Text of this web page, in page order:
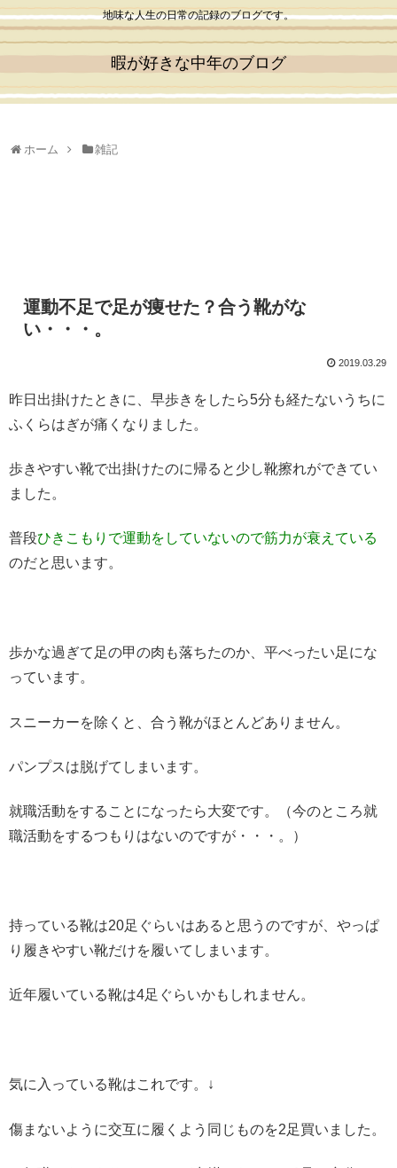
地味な人生の日常の記録のブログです。
暇が好きな中年のブログ
ホーム 雑記
運動不足で足が痩せた？合う靴がな
い・・・。
2019.03.29
昨日出掛けたときに、早歩きをしたら5分も経たないうちに
ふくらはぎが痛くなりました。
歩きやすい靴で出掛けたのに帰ると少し靴擦れができてい
ました。
普段ひきこもりで運動をしていないので筋力が衰えている
のだと思います。
歩かな過ぎて足の甲の肉も落ちたのか、平べったい足にな
っています。
スニーカーを除くと、合う靴がほとんどありません。
パンプスは脱げてしまいます。
就職活動をすることになったら大変です。（今のところ就
職活動をするつもりはないのですが・・・。）
持っている靴は20足ぐらいはあると思うのですが、やっぱ
り履きやすい靴だけを履いてしまいます。
近年履いている靴は4足ぐらいかもしれません。
気に入っている靴はこれです。↓
傷まないように交互に履くよう同じものを2足買いました。